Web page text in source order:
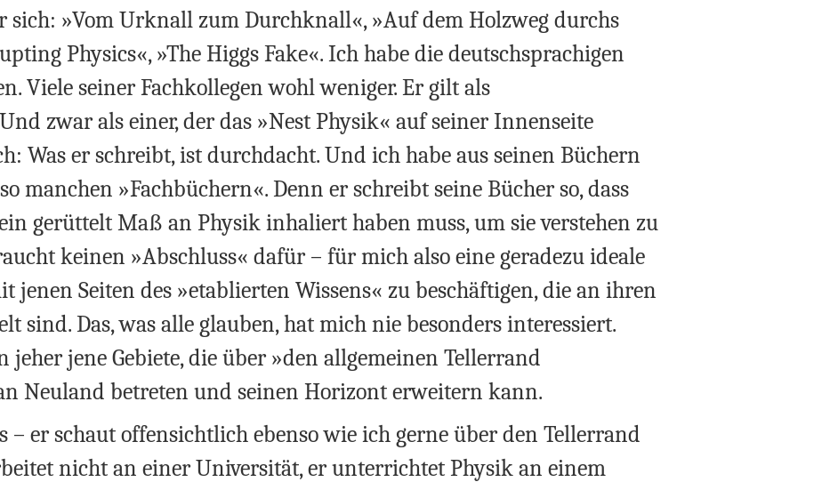
sich: »Vom Urknall zum Durchknall«, »Auf dem Holzweg durchs
Physics«, »The Higgs Fake«. Ich habe die deutschsprachigen
Viele seiner Fachkollegen wohl weniger. Er gilt als
zwar als einer, der das »Nest Physik« auf seiner Innenseite
Was er schreibt, ist durchdacht. Und ich habe aus seinen Büchern
manchen »Fachbüchern«. Denn er schreibt seine Bücher so, dass
gerüttelt Maß an Physik inhaliert haben muss, um sie verstehen zu
keinen »Abschluss« dafür – für mich also eine geradezu ideale
jenen Seiten des »etablierten Wissens« zu beschäftigen, die an ihren
sind. Das, was alle glauben, hat mich nie besonders interessiert.
jene Gebiete, die über »den allgemeinen Tellerrand
Neuland betreten und seinen Horizont erweitern kann.
er schaut offensichtlich ebenso wie ich gerne über den Tellerrand
nicht an einer Universität, er unterrichtet Physik an einem